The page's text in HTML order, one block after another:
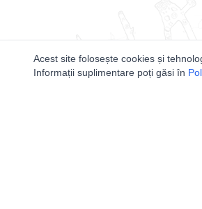
Acest site folosește cookies și
Informații suplimentare poți găsi în